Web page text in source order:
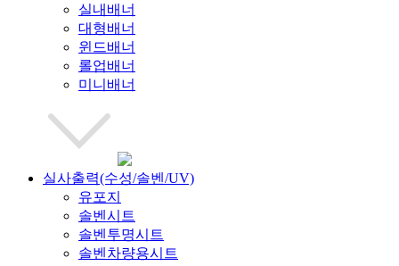
실내배너
대형배너
윈드배너
롤업배너
미니배너
실사출력(수성/솔벤/UV)
유포지
솔벤시트
솔벤투명시트
솔벤차량용시트